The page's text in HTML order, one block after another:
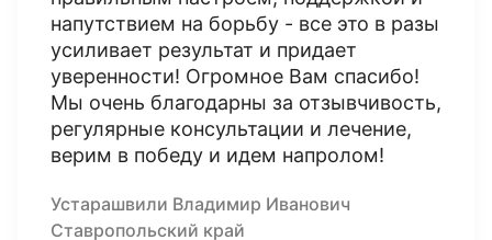
напутствием на борьбу - все это в разы
усиливает результат и придает
уверенности! Огромное Вам спасибо!
Мы очень благодарны за отзывчивость,
регулярные консультации и лечение,
верим в победу и идем напролом!
Устарашвили Владимир Иванович
Ставропольский край